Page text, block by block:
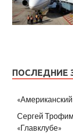
ПОСЛЕДНИЕ
Сергей
«Главклубе»